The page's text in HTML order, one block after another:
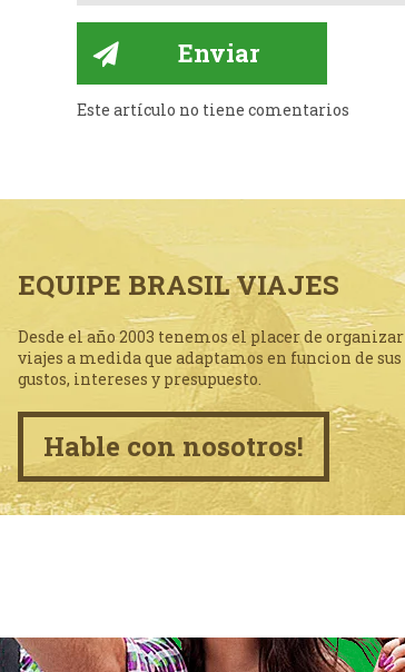
Este artículo no tiene comentarios
EQUIPE BRASIL VIAJES
Desde el año 2003 tenemos el placer de organizar
viajes a medida que adaptamos en funcion de sus
gustos, intereses y presupuesto.
Hable con nosotros!